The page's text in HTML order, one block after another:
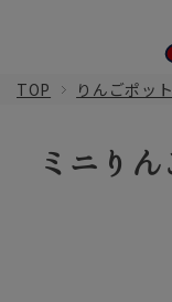
TOP りんごポット
ミニり